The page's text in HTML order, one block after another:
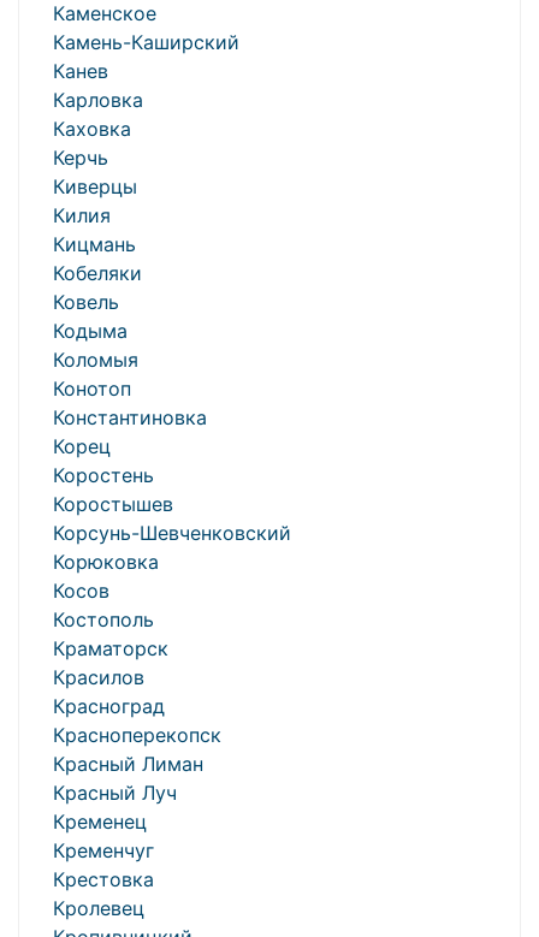
Каменское
Камень-Каширский
Канев
Карловка
Каховка
Керчь
Киверцы
Килия
Кицмань
Кобеляки
Ковель
Кодыма
Коломыя
Конотоп
Константиновка
Корец
Коростень
Коростышев
Корсунь-Шевченковский
Корюковка
Косов
Костополь
Краматорск
Красилов
Красноград
Красноперекопск
Красный Лиман
Красный Луч
Кременец
Кременчуг
Крестовка
Кролевец